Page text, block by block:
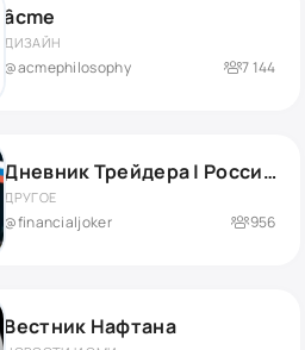
âcme
ДИЗАЙН
@acmephilosophy 7 144
Дневник Трейдера | Российский рынок
ДРУГОЕ
@financialjoker 956
Вестник Нафтана